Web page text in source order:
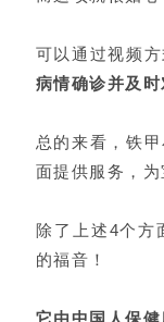
可以通过视频
病情确诊并及时
总的来看，铁甲
面提供服务，为
除了上述4个方
的福音！
它由中国人保健